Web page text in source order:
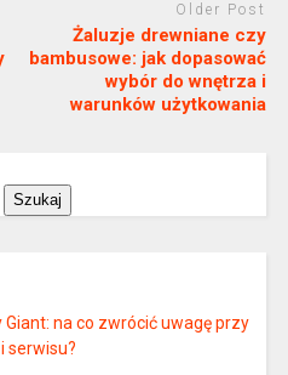
Older Post
Żaluzje drewniane czy
bambusowe: jak dopasować
wybór do wnętrza i
warunków użytkowania
Szukaj
na co zwrócić uwagę przy
serwisu?